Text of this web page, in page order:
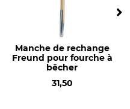
Manche de rechange
Freund pour fourche à
bêcher
31,50